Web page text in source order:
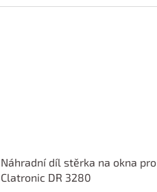
Náhradní díl stěrka na okna pro
Clatronic DR 3280